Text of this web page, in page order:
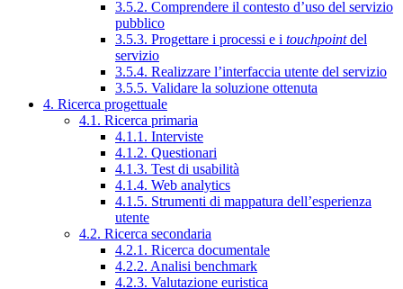
3.5.2. Comprendere il contesto d’uso del servizio
pubblico
3.5.3. Progettare i processi e i touchpointdel
servizio
3.5.4. Realizzare l’interfaccia utente del servizio
3.5.5. Validare la soluzione ottenuta
4. Ricerca progettuale
4.1. Ricerca primaria
4.1.1. Interviste
4.1.2. Questionari
4.1.3. Test di usabilità
4.1.4. Web analytics
4.1.5. Strumenti di mappatura dell’esperienza
utente
4.2. Ricerca secondaria
4.2.1. Ricerca documentale
4.2.2. Analisi benchmark
4.2.3. Valutazione euristica